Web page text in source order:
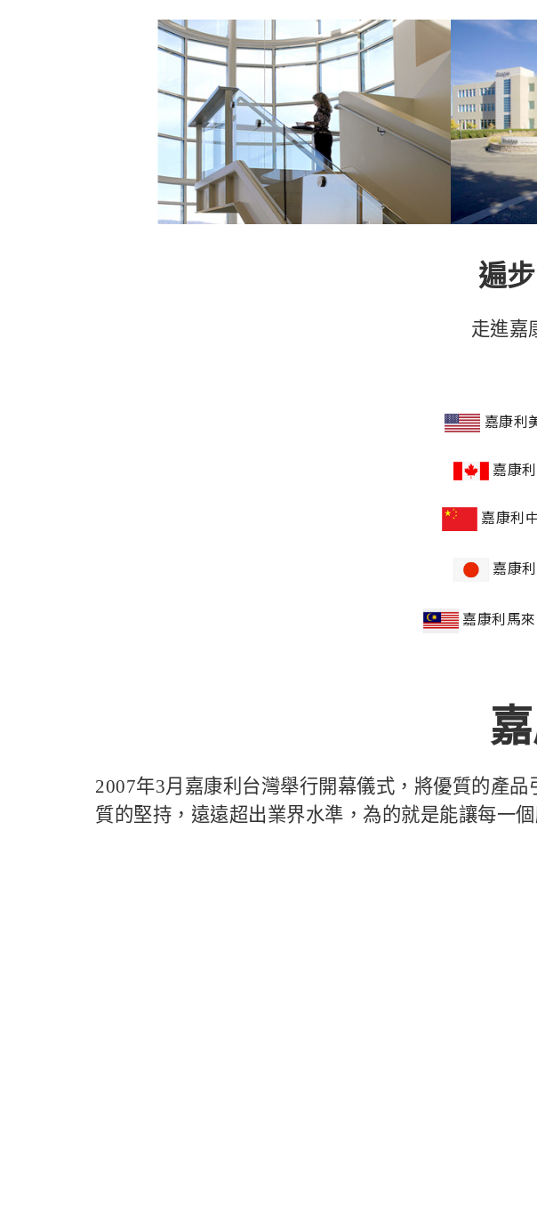
遍
走進嘉
嘉康利
嘉康
嘉康利
嘉康
嘉康利馬
2007年3月嘉康利台灣舉行開幕儀式，將優質的產
質的堅持，遠遠超出業界水準，為的就是能讓每一